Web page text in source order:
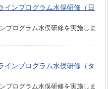
インプログラム水俣研修（日
プログラム水俣研修を実施しま
インプログラム水俣研修（タ
プログラム水俣研修を実施しま